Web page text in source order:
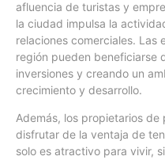
afluencia de turistas y
la ciudad impulsa la
relaciones comerciales. Las
región pueden beneficiarse
inversiones y creando un
crecimiento y desarrollo.
Además, los propietarios
disfrutar de la ventaja de
solo es atractivo para vivir,